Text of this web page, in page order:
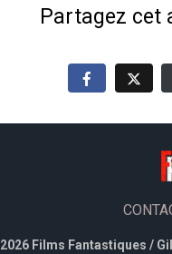
Partagez cet
2026 Films Fantastiques /